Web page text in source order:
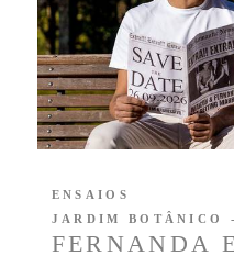
FERNANDA
ENSAIOS
JARDIM BOTÂNICO